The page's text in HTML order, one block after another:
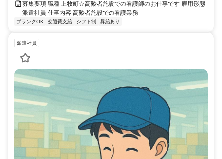
募集要項 職種 上牧町☆高齢者施設での看護師のお仕事です 雇用形態
派遣社員 仕事内容 高齢者施設での看護業務
ブランクOK 交通費支給 シフト制 昇給あり
派遣社員